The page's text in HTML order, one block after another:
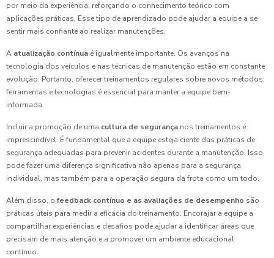
por meio da experiência, reforçando o conhecimento teórico com
aplicações práticas. Esse tipo de aprendizado pode ajudar a equipe a se
sentir mais confiante ao realizar manutenções.
A atualização contínua é igualmente importante. Os avanços na
tecnologia dos veículos e nas técnicas de manutenção estão em constante
evolução. Portanto, oferecer treinamentos regulares sobre novos métodos,
ferramentas e tecnologias é essencial para manter a equipe bem-
informada.
Incluir a promoção de uma cultura de segurança nos treinamentos é
imprescindível. É fundamental que a equipe esteja ciente das práticas de
segurança adequadas para prevenir acidentes durante a manutenção. Isso
pode fazer uma diferença significativa não apenas para a segurança
individual, mas também para a operação segura da frota como um todo.
Além disso, o feedback contínuo e as avaliações de desempenho são
práticas úteis para medir a eficácia do treinamento. Encorajar a equipe a
compartilhar experiências e desafios pode ajudar a identificar áreas que
precisam de mais atenção e a promover um ambiente educacional
contínuo.